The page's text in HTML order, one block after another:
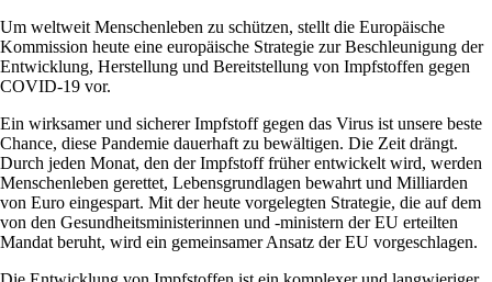
Um weltweit Menschenleben zu schützen, stellt die Europäische
Kommission heute eine europäische Strategie zur Beschleunigung der
Entwicklung, Herstellung und Bereitstellung von Impfstoffen gegen
COVID-19 vor.
Ein wirksamer und sicherer Impfstoff gegen das Virus ist unsere beste
Chance, diese Pandemie dauerhaft zu bewältigen. Die Zeit drängt.
Durch jeden Monat, den der Impfstoff früher entwickelt wird, werden
Menschenleben gerettet, Lebensgrundlagen bewahrt und Milliarden
von Euro eingespart. Mit der heute vorgelegten Strategie, die auf dem
von den Gesundheitsministerinnen und ‑ministern der EU erteilten
Mandat beruht, wird ein gemeinsamer Ansatz der EU vorgeschlagen.